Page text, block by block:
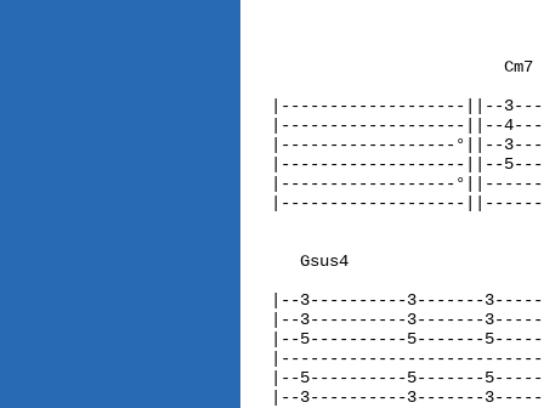
|-------------------||--
|-------------------||--
|------------------°||--
|-------------------||--
|------------------
|-------------------
Gsus4
|--3----------3-------
|--3----------3-------
|--5----------5-------
|--5----------5-------
|--3----------3-------